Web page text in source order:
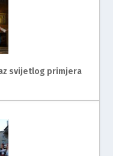
svijetlog primjera